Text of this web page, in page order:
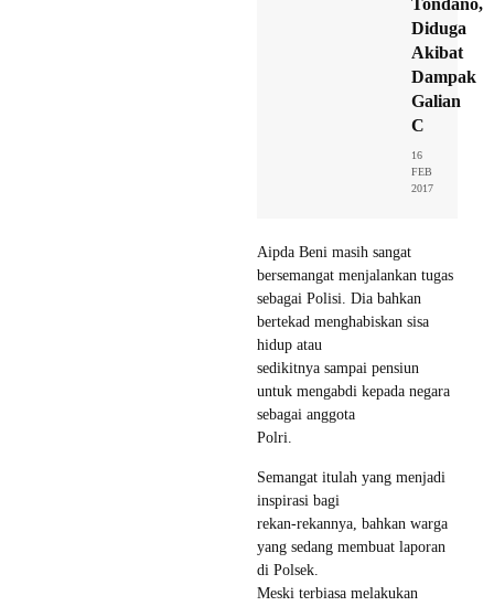
Diduga
Akibat
Dampak
Galian
C
16
FEB
2017
Aipda Beni masih sangat
bersemangat menjalankan tugas
sebagai Polisi. Dia bahkan
bertekad menghabiskan sisa
hidup atau
sedikitnya sampai pensiun
untuk mengabdi kepada negara
sebagai anggota
Polri.
Semangat itulah yang menjadi
inspirasi bagi
rekan-rekannya, bahkan warga
yang sedang membuat laporan
di Polsek.
Meski terbiasa melakukan